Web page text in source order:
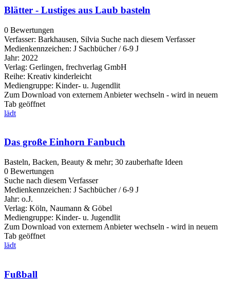
Blätter - Lustiges aus Laub basteln
0 Bewertungen
Verfasser: Barkhausen, Silvia Suche nach diesem Verfasser
Medienkennzeichen: J Sachbücher / 6-9 J
Jahr: 2022
Verlag: Gerlingen, frechverlag GmbH
Reihe: Kreativ kinderleicht
Mediengruppe: Kinder- u. Jugendlit
Zum Download von externem Anbieter wechseln - wird in neuem
Tab geöffnet
lädt
Das große Einhorn Fanbuch
Basteln, Backen, Beauty & mehr; 30 zauberhafte Ideen
0 Bewertungen
Suche nach diesem Verfasser
Medienkennzeichen: J Sachbücher / 6-9 J
Jahr: o.J.
Verlag: Köln, Naumann & Göbel
Mediengruppe: Kinder- u. Jugendlit
Zum Download von externem Anbieter wechseln - wird in neuem
Tab geöffnet
lädt
Fußball